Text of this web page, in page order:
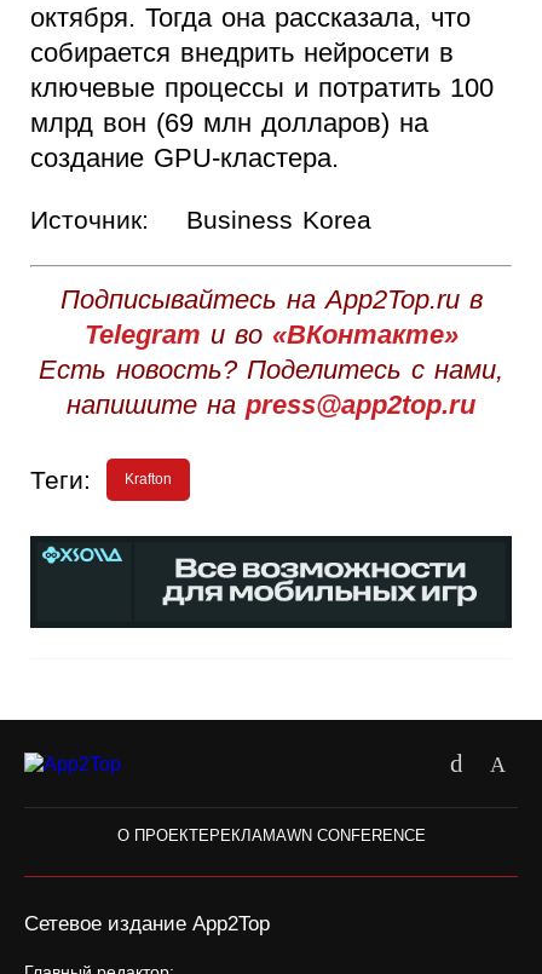
октября. Тогда она рассказала, что
собирается внедрить нейросети в
ключевые процессы и потратить 100
млрд вон (69 млн долларов) на
создание GPU-кластера.
Источник: Business Korea
Подписывайтесь на App2Top.ru в
Telegram и во «ВКонтакте»
Есть новость? Поделитесь с нами,
напишите на press@app2top.ru
Теги: Krafton
О ПРОЕКТЕРЕКЛАМАWN CONFERENCE
Сетевое издание App2Top